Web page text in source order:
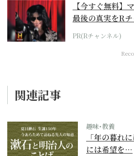
【今すぐ無料】
最後の真実をR
PR(Rチャンネル)
関連記事
趣味･教養
「年の暮れ
には希望を…